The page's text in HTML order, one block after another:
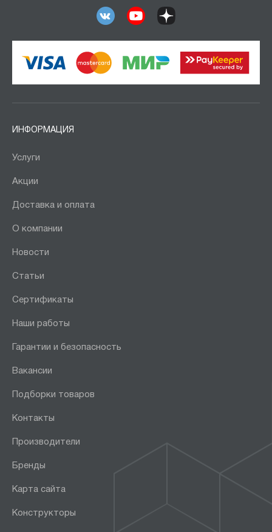
ИНФОРМАЦИЯ
Услуги
Акции
Доставка и оплата
О компании
Новости
Статьи
Сертификаты
Наши работы
Гарантии и безопасность
Вакансии
Подборки товаров
Контакты
Производители
Бренды
Карта сайта
Конструкторы